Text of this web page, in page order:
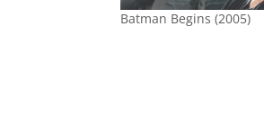
Batman Begins (2005)